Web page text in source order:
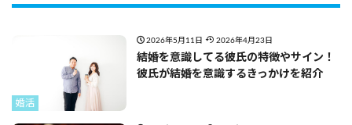
婚活
2026年5月11日 2026年4月23日
結婚を意識してる彼氏の特徴やサイン！
彼氏が結婚を意識するきっかけを紹介